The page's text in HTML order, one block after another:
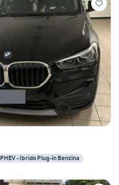
PHEV - Ibrido Plug-in Benzina